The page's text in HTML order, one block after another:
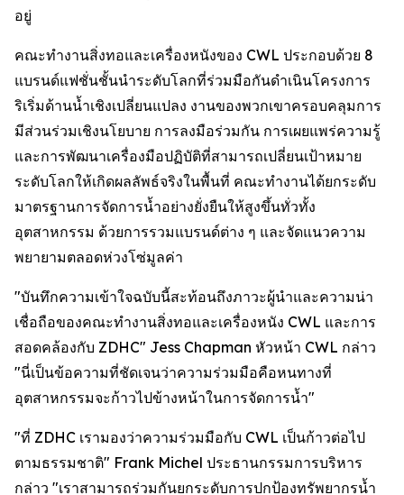
อยู่
คณะทำงานสิ่งทอและเครื่องหนังของ CWL ประกอบด้วย 8
แบรนด์แฟชั่นชั้นนำระดับโลกที่ร่วมมือกันดำเนินโครงการ
ริเริ่มด้านน้ำเชิงเปลี่ยนแปลง งานของพวกเขาครอบคลุมการ
มีส่วนร่วมเชิงนโยบาย การลงมือร่วมกัน การเผยแพร่ความรู้
และการพัฒนาเครื่องมือปฏิบัติที่สามารถเปลี่ยนเป้าหมาย
ระดับโลกให้เกิดผลลัพธ์จริงในพื้นที่ คณะทำงานได้ยกระดับ
มาตรฐานการจัดการน้ำอย่างยั่งยืนให้สูงขึ้นทั่วทั้ง
อุตสาหกรรม ด้วยการรวมแบรนด์ต่าง ๆ และจัดแนวความ
พยายามตลอดห่วงโซ่มูลค่า
"บันทึกความเข้าใจฉบับนี้สะท้อนถึงภาวะผู้นำและความน่า
เชื่อถือของคณะทำงานสิ่งทอและเครื่องหนัง CWL และการ
สอดคล้องกับ ZDHC" Jess Chapman หัวหน้า CWL กล่าว
"นี่เป็นข้อความที่ชัดเจนว่าความร่วมมือคือหนทางที่
อุตสาหกรรมจะก้าวไปข้างหน้าในการจัดการน้ำ"
"ที่ ZDHC เรามองว่าความร่วมมือกับ CWL เป็นก้าวต่อไป
ตามธรรมชาติ" Frank Michel ประธานกรรมการบริหาร
กล่าว "เราสามารถร่วมกันยกระดับการปกป้องทรัพยากรน้ำ